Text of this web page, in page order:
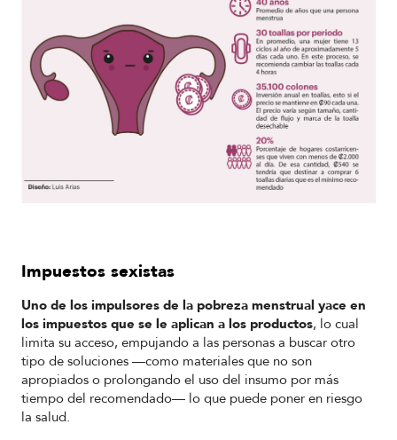
Impuestos sexistas
Uno de los impulsores de la pobreza menstrual yace en
los impuestos que se le aplican a los productos, lo cual
limita su acceso, empujando a las personas a buscar otro
tipo de soluciones —como materiales que no son
apropiados o prolongando el uso del insumo por más
tiempo del recomendado— lo que puede poner en riesgo
la salud.